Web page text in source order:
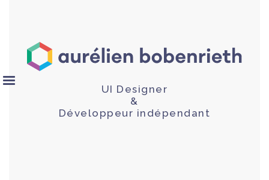
UI Designer
&
Développeur indépendant